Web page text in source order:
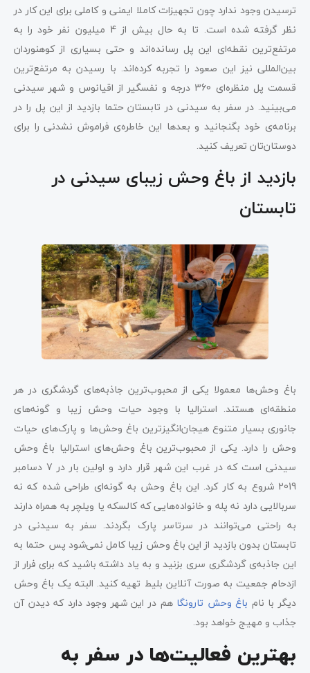
ترسیدن وجود ندارد چون تجهیزات کاملا ایمنی و کاملی برای این کار در
نظر گرفته شده‌ است. تا به حال بیش از 4 میلیون نفر خود را به
مرتفع‌ترین نقطه‌ای این پل رسانده‌اند و حتی بسیاری از کوهنوردان
بین‌المللی نیز این صعود را تجربه کرده‌اند. با رسیدن به مرتفع‌ترین
قسمت پل منظره‌ای 360 درجه و نفسگیر از اقیانوس و شهر سیدنی
می‌بینید. در سفر به سیدنی در تابستان حتما بازدید از این پل را در
برنامه‌ی خود بگنجانید و بعدها این خاطره‌ی فراموش نشدنی را برای
دوستان‌تان تعریف کنید.
بازدید از باغ وحش زیبای سیدنی در
تابستان
باغ وحش‌ها معمولا یکی از محبوب‌ترین جاذبه‌های گردشگری در هر
منطقه‌ای هستند. استرالیا با وجود حیات وحش زیبا و گونه‌های
جانوری بسیار متنوع هیجان‌انگیزترین باغ‌ وحش‌ها و پارک‌های حیات
وحش را دارد. یکی از محبوب‌ترین باغ وحش‌های استرالیا باغ وحش
سیدنی است که در غرب این شهر قرار دارد و اولین بار در 7 دسامبر
2019 شروع به کار کرد. این باغ وحش به گونه‌ای طراحی شده که نه
سربالایی دارد نه پله و خانواده‌هایی که کالسکه یا ویلچر به همراه دارند
به راحتی می‌توانند در سرتاسر پارک بگردند. سفر به سیدنی در
تابستان بدون بازدید از این باغ وحش زیبا کامل نمی‌شود پس حتما به
این جاذبه‌ی گردشگری سری بزنید و به یاد داشته باشید که برای فرار از
ازدحام جمعیت به صورت آنلاین بلیط تهیه کنید. البته یک باغ وحش
دیگر با نام باغ وحش تارونگا هم در این شهر وجود دارد که دیدن آن
جذاب و مهیج خواهد بود.
بهترین فعالیت‌ها در سفر به